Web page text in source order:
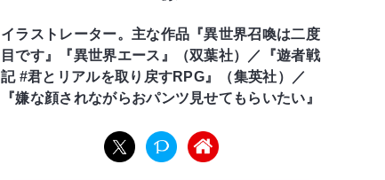
イラストレーター。主な作品『異世界召喚は二度
目です』『異世界エース』（双葉社）／『遊者戦
記 #君とリアルを取り戻すRPG』（集英社）／
『嫌な顔されながらおパンツ見せてもらいたい』